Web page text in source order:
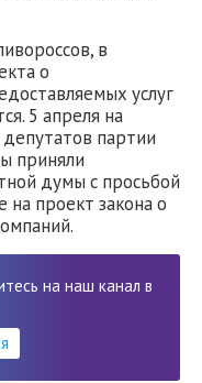
в
о
услуг
5 апреля на
партии
приняли
думы с просьбой
проект закона о
на наш канал в